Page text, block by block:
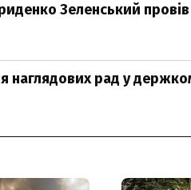
Зеленський провів
наглядових рад у